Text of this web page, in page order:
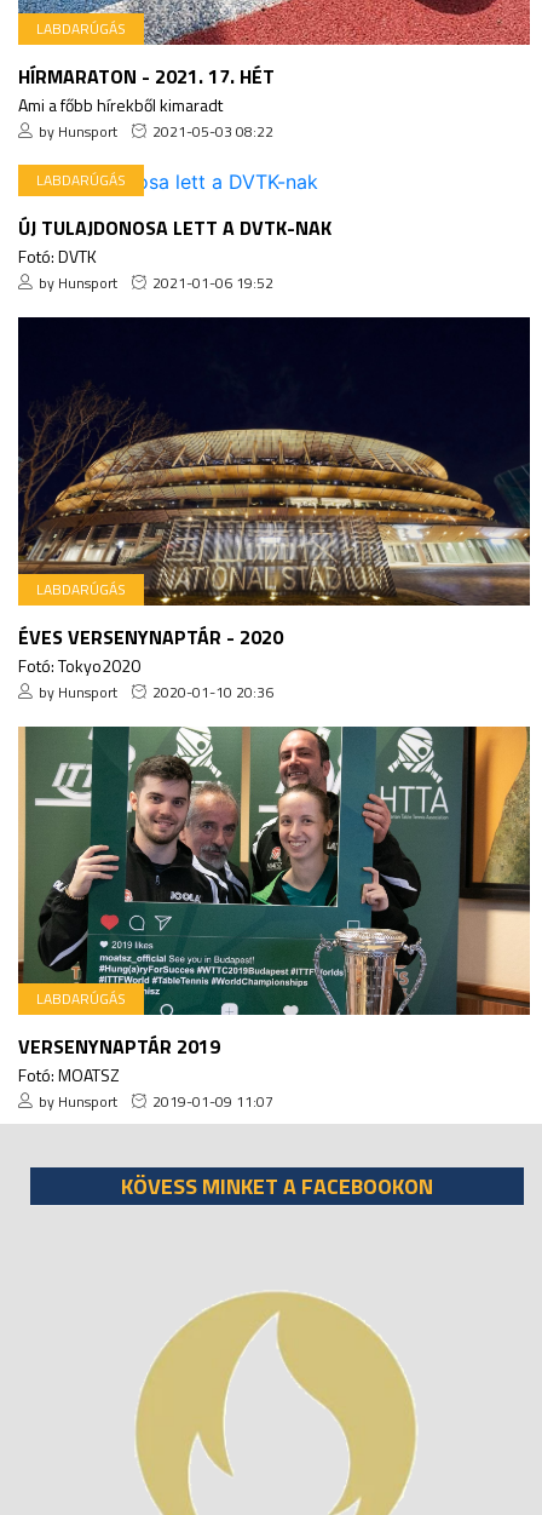
LABDARÚGÁS
HÍRMARATON - 2021. 17. HÉT
Ami a főbb hírekből kimaradt
by Hunsport 2021-05-03 08:22
LABDARÚGÁS
ÚJ TULAJDONOSA LETT A DVTK-NAK
Fotó: DVTK
by Hunsport 2021-01-06 19:52
LABDARÚGÁS
ÉVES VERSENYNAPTÁR - 2020
Fotó: Tokyo2020
by Hunsport 2020-01-10 20:36
LABDARÚGÁS
VERSENYNAPTÁR 2019
Fotó: MOATSZ
by Hunsport 2019-01-09 11:07
KÖVESS MINKET A FACEBOOKON